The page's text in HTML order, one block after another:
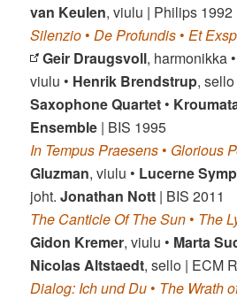
van Keulen, viulu | Philips 1992
Silenzio•De Profundis•Et
Geir Draugsvoll, harmonikka
viulu • Henrik Brendstrup,
Saxophone Quartet •
Ensemble | BIS 1995
In Tempus Praesens• Glorious
Gluzman, viulu • Lucerne
joht.Jonathan Nott | BIS 2011
The Canticle Of The Sun• The
Gidon Kremer, viulu • Marta
Nicolas Altstaedt, sello | ECM
Dialog: Ich und Du• The Wrath